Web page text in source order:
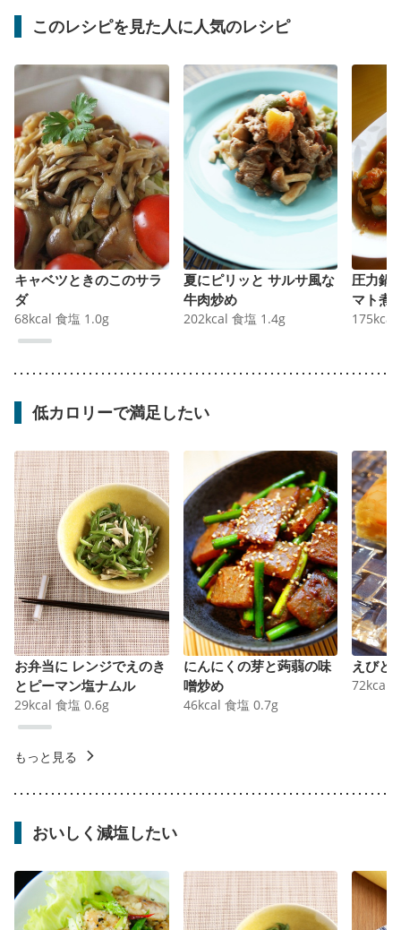
このレシピを見た人に人気のレシピ
キャベツときのこのサラ
ダ
68kcal 食塩 1.0g
夏にピリッと サルサ風な
牛肉炒め
202kcal 食塩 1.4g
圧力鍋
マト煮
175kcal
低カロリーで満足したい
お弁当に レンジでえのき
とピーマン塩ナムル
29kcal 食塩 0.6g
にんにくの芽と蒟蒻の味
噌炒め
46kcal 食塩 0.7g
えびと
72kcal
もっと見る
おいしく減塩したい